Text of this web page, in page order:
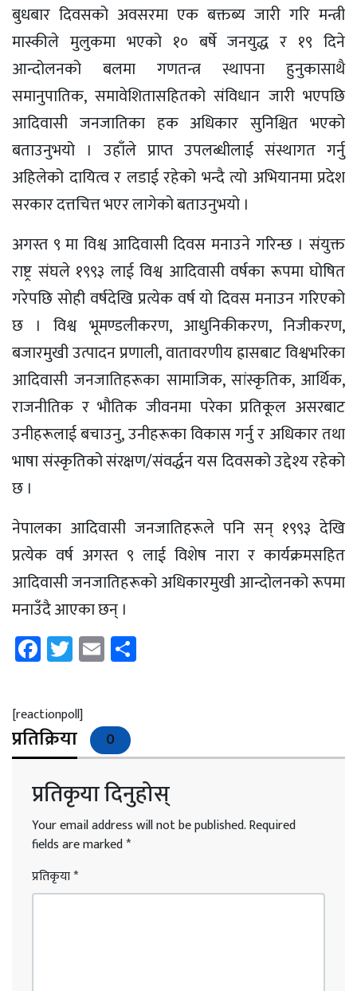
बुधबार दिवसको अवसरमा एक बक्तब्य जारी गरि मन्त्री
मास्कीले मुलुकमा भएको १० बर्षे जनयुद्ध र १९ दिने
आन्दोलनको बलमा गणतन्त्र स्थापना हुनुकासाथै
समानुपातिक, समावेशितासहितको संविधान जारी भएपछि
आदिवासी जनजातिका हक अधिकार सुनिश्चित भएको
बताउनुभयो । उहाँले प्राप्त उपलब्धीलाई संस्थागत गर्नु
अहिलेको दायित्व र लडाई रहेको भन्दै त्यो अभियानमा प्रदेश
सरकार दत्तचित्त भएर लागेको बताउनुभयो ।
अगस्त ९ मा विश्व आदिवासी दिवस मनाउने गरिन्छ । संयुक्त
राष्ट्र संघले १९९३ लाई विश्व आदिवासी वर्षका रूपमा घोषित
गरेपछि सोही वर्षदेखि प्रत्येक वर्ष यो दिवस मनाउन गरिएको
छ । विश्व भूमण्डलीकरण, आधुनिकीकरण, निजीकरण,
बजारमुखी उत्पादन प्रणाली, वातावरणीय ह्रासबाट विश्वभरिका
आदिवासी जनजातिहरूका सामाजिक, सांस्कृतिक, आर्थिक,
राजनीतिक र भौतिक जीवनमा परेका प्रतिकूल असरबाट
उनीहरूलाई बचाउनु, उनीहरूका विकास गर्नु र अधिकार तथा
भाषा संस्कृतिको संरक्षण/संवर्द्धन यस दिवसको उद्देश्य रहेको
छ ।
नेपालका आदिवासी जनजातिहरूले पनि सन् १९९३ देखि
प्रत्येक वर्ष अगस्त ९ लाई विशेष नारा र कार्यक्रमसहित
आदिवासी जनजातिहरूको अधिकारमुखी आन्दोलनको रूपमा
मनाउँदै आएका छन् ।
Facebook
Twitter
Email
[reactionpoll]
प्रतिक्रिया 0
प्रतिकृया दिनुहोस्
Your email address will not be published.Required
fields are marked*
प्रतिकृया*